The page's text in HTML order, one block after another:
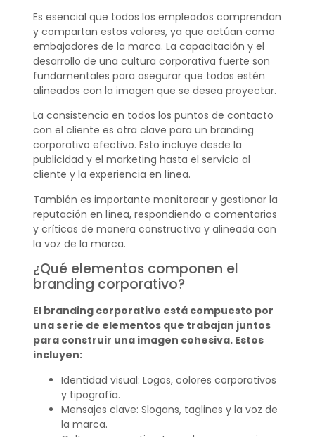
Es esencial que todos los empleados comprendan
y compartan estos valores, ya que actúan como
embajadores de la marca. La capacitación y el
desarrollo de una cultura corporativa fuerte son
fundamentales para asegurar que todos estén
alineados con la imagen que se desea proyectar.
La consistencia en todos los puntos de contacto
con el cliente es otra clave para un branding
corporativo efectivo. Esto incluye desde la
publicidad y el marketing hasta el servicio al
cliente y la experiencia en línea.
También es importante monitorear y gestionar la
reputación en línea, respondiendo a comentarios
y críticas de manera constructiva y alineada con
la voz de la marca.
¿Qué elementos componen el
branding corporativo?
El branding corporativo está compuesto por
una serie de elementos que trabajan juntos
para construir una imagen cohesiva. Estos
incluyen:
Identidad visual: Logos, colores corporativos
y tipografía.
Mensajes clave: Slogans, taglines y la voz de
la marca.